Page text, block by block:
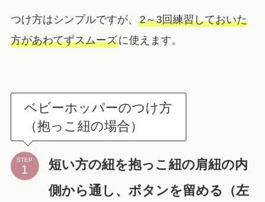
つけ方はシンプルですが、 2～3回練習しておいた
方があわてずスムーズに使えます。
ベビーホッパーのつけ方
（抱っこ紐の場合）
STEP
短い方の紐を抱っこ紐の肩紐の内
側から通し、ボタンを留める（左